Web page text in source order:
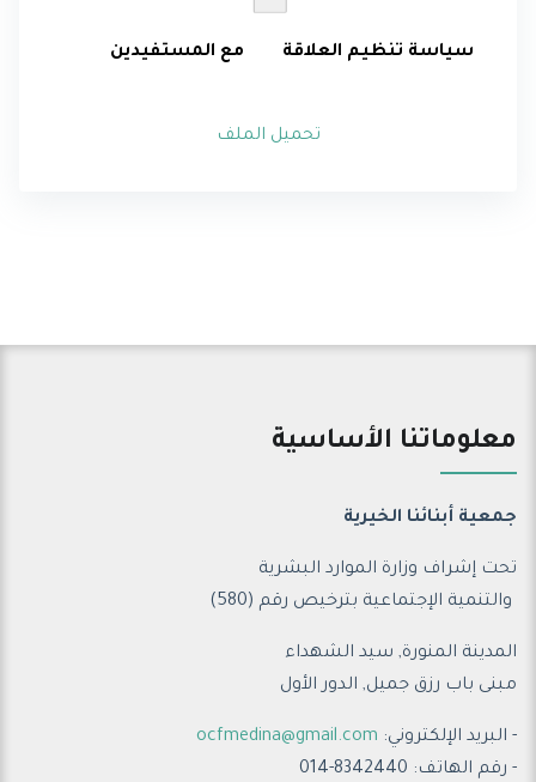
سياسة تنظيم العلاقة مع المستفيدين
تحميل الملف
معلوماتنا الأساسية
جمعية أبنائنا الخيرية
تحت إشراف وزارة الموارد البشرية
والتنمية الإجتماعية بترخيص رقم (580)
المدينة المنورة, سيد الشهداء
مبنى باب رزق جميل, الدور الأول
- البريد الإلكتروني: ocfmedina@gmail.com
- رقم الهاتف: 8342440-014